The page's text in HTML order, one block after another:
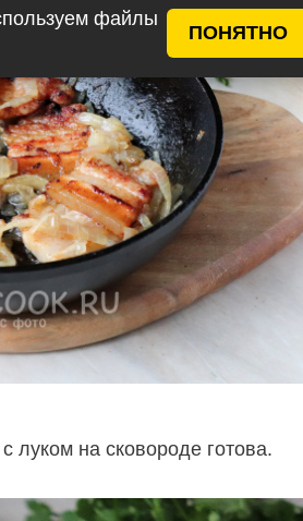
файлы
ПОНЯТНО
луком на сковороде готова.